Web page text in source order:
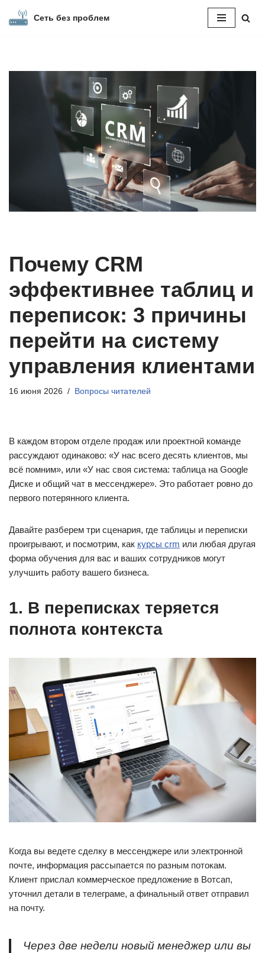
Сеть без проблем
Почему CRM
эффективнее таблиц и
переписок: 3 причины
перейти на систему
управления клиентами
16 июня 2026 Вопросы читателей
В каждом втором отделе продаж или проектной команде
рассуждают одинаково: «У нас всего десять клиентов, мы
всё помним», или «У нас своя система: таблица на Google
Диске и общий чат в мессенджере». Это работает ровно до
первого потерянного клиента.
Давайте разберем три сценария, где таблицы и переписки
проигрывают, и посмотрим, как курсы crm или любая другая
форма обучения для вас и ваших сотрудников могут
улучшить работу вашего бизнеса.
1. В переписках теряется
полнота контекста
Когда вы ведете сделку в мессенджере или электронной
почте, информация рассыпается по разным потокам.
Клиент прислал коммерческое предложение в Вотсап,
уточнил детали в телеграме, а финальный ответ отправил
на почту.
Через две недели новый менеджер или вы